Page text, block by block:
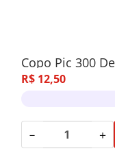
R$ 12,50
－ ＋